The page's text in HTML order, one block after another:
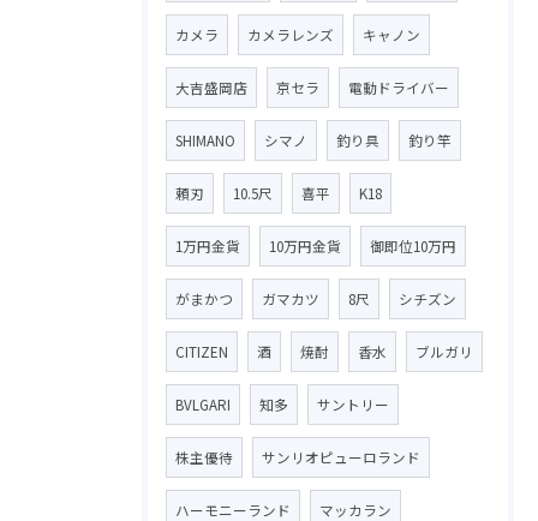
カメラ カメラレンズ キャノン
大吉盛岡店 京セラ 電動ドライバー
SHIMANO シマノ 釣り具 釣り竿
頼刃 10.5尺 喜平 K18
1万円金貨 10万円金貨 御即位10万円
がまかつ ガマカツ 8尺 シチズン
CITIZEN 酒 焼酎 香水 ブルガリ
BVLGARI 知多 サントリー
株主優待 サンリオピューロランド
ハーモニーランド マッカラン